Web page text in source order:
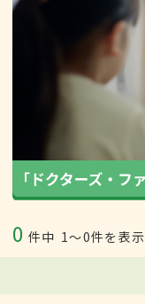
0 件中 1〜0件を表示